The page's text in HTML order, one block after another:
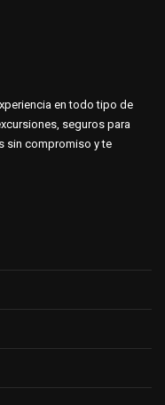
en todo tipo de
seguros para
sin compromiso y te